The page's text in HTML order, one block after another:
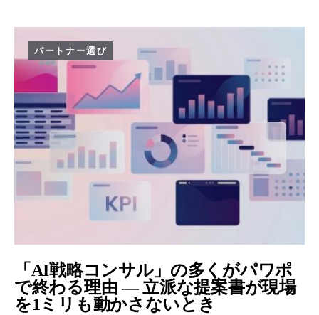
パートナー選び
「AI戦略コンサル」の多くがパワポ
で終わる理由 ― 立派な提案書が現場
を1ミリも動かさないとき